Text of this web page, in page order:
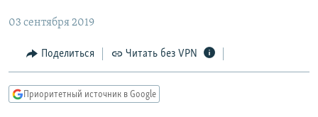
Вернутся
Вернутся
МНЕНИЯ
КУЛЬТУРА
КАВКАЗ.РЕАЛИИ
03 сентября 2019
Поделиться Читать без VPN
Приоритетный источник в Google